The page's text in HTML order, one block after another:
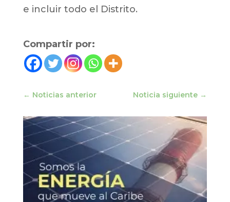
e incluir todo el Distrito.
Compartir por:
← Noticias anterior Noticia siguiente →